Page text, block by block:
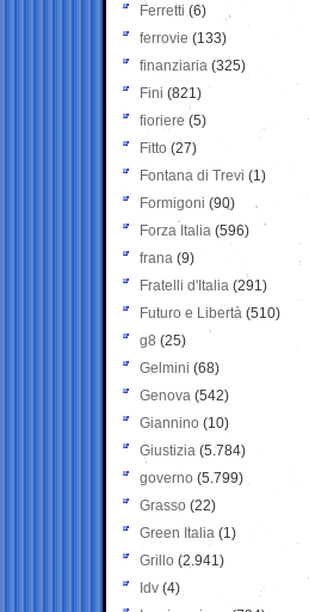
Ferretti (6)
ferrovie (133)
finanziaria (325)
Fini (821)
fioriere (5)
Fitto (27)
Fontana di Trevi (1)
Formigoni (90)
Forza Italia (596)
frana (9)
Fratelli d'Italia (291)
Futuro e Libertà (510)
g8 (25)
Gelmini (68)
Genova (542)
Giannino (10)
Giustizia (5.784)
governo (5.799)
Grasso (22)
Green Italia (1)
Grillo (2.941)
Idv (4)